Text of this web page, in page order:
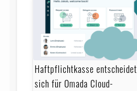
Haftpflichtkasse entscheidet
sich für Omada Cloud-